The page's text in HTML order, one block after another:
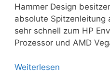
Hammer Design
absolute Spitzenleitung
sehr schnell zum HP
Prozessor und AMD
Weiterlesen